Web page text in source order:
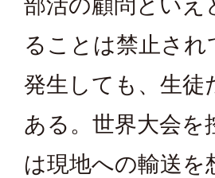
部活の顧問といえ
ることは禁止さ
発生しても、生徒
ある。世界大会を
は現地への輸送